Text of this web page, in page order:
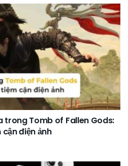
trong Tomb of Fallen Gods:
điện ảnh